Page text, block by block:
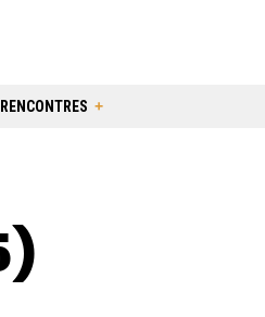
RENCONTRES